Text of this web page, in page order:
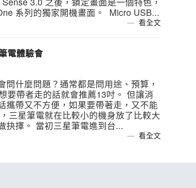
系列的獨家開機畫面。 Micro USB...
看全文
電體驗會
什麼問題？通常都是問用途、預算，
要帶者走的話就會推薦13吋。 但讓消
攜帶又不方便，如果要帶著走，又不能
三星筆電就在比較小的機身放了比較大
抉擇。 當初三星筆電進到台...
看全文